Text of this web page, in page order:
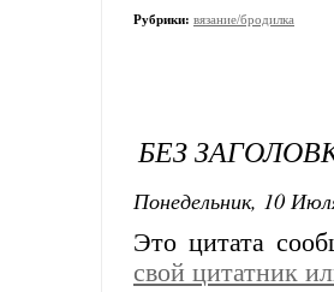
Рубрики: вязание/бродилка
БЕЗ
Понедельник, 10
Это цитата
свой цитатник